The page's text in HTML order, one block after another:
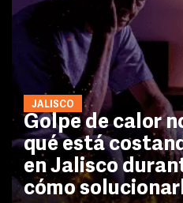
JALISCO
Golpe de calor
qué está
en Jalisco
cómo